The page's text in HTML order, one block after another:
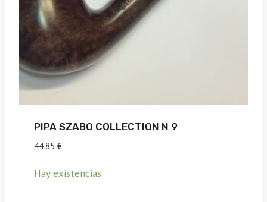
PIPA SZABO COLLECTION N 9
44,85 €
Hay existencias